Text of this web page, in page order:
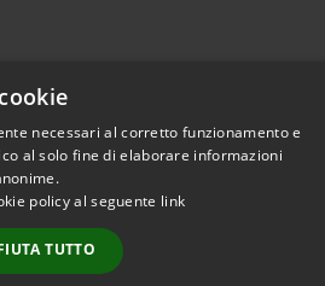
necessari al corretto funzionamento e
al solo fine di elaborare informazioni
policy al seguente link
TUTTO